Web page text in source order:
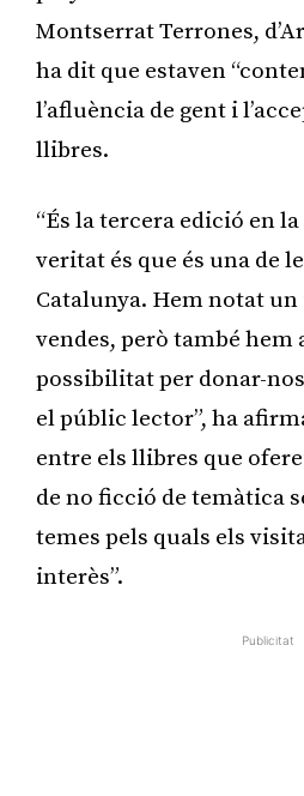
Montserrat Terrones,
ha dit que estaven
l’afluència de gent i
llibres.
“És la tercera edició en
veritat és que és una de
Catalunya. Hem notat
vendes, però també hem
possibilitat per donar-
el públic lector”, ha
entre els llibres que
de no ficció de temàtica
temes pels quals els
interès”.
Publicitat